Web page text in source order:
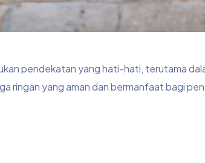
pendekatan yang hati-hati, terutama
ringan yang aman dan bermanfaat bagi